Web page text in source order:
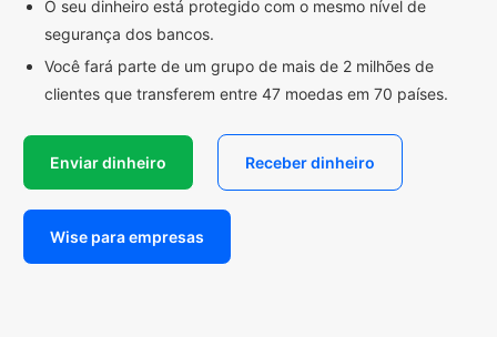
O seu dinheiro está protegido com o mesmo nível de
segurança dos bancos.
Você fará parte de um grupo de mais de 2 milhões de
clientes que transferem entre 47 moedas em 70 países.
Enviar dinheiro Receber dinheiro
Wise para empresas